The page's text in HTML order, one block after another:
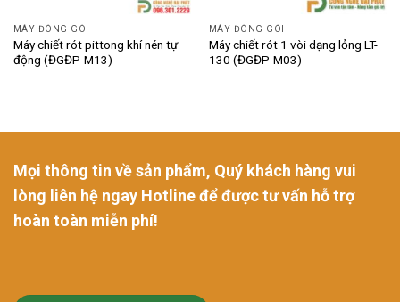
MÁY ĐÓNG GÓI
Máy chiết rót pittong khí nén tự
động (ĐGĐP-M13)
MÁY ĐÓNG GÓI
Máy chiết rót 1 vòi dạng lỏng LT-
130 (ĐGĐP-M03)
Mọi thông tin về sản phẩm, Quý khách hàng vui
lòng liên hệ ngay Hotline để được tư vấn hỗ trợ
hoàn toàn miễn phí!